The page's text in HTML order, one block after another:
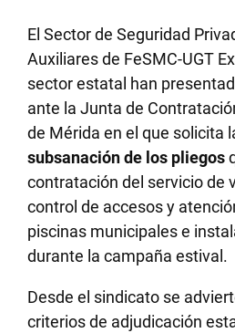
El Sector de Seguridad
Auxiliares de FeSMC-UGT
sector estatal han
ante la Junta de
de Mérida en el que solicita
subsanación de los pliegos
contratación del servicio de
control de accesos y
piscinas municipales e
durante la campaña estival.
Desde el sindicato se
criterios de adjudicación